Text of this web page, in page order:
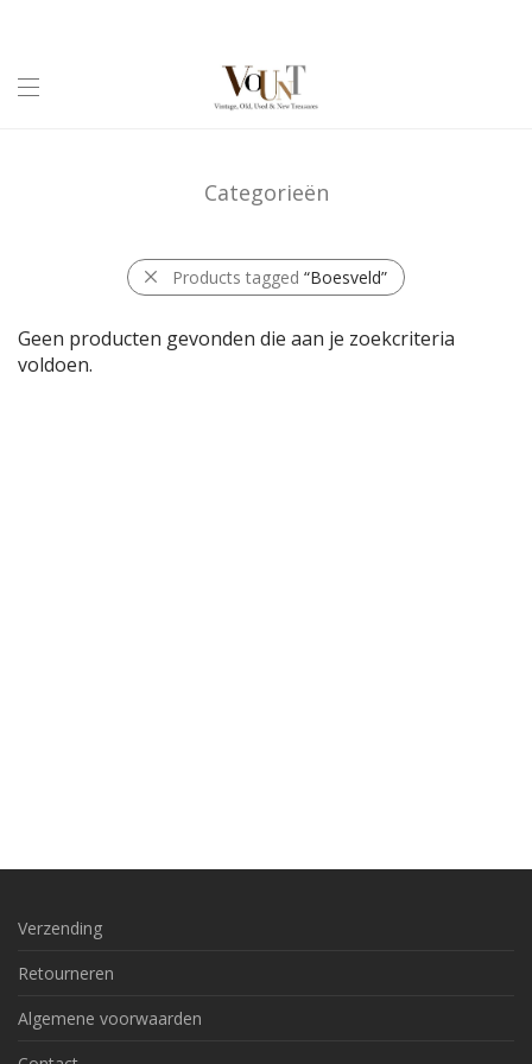
Categorieën
Products tagged “Boesveld”
Geen producten gevonden die aan je zoekcriteria
voldoen.
Verzending
Retourneren
Algemene voorwaarden